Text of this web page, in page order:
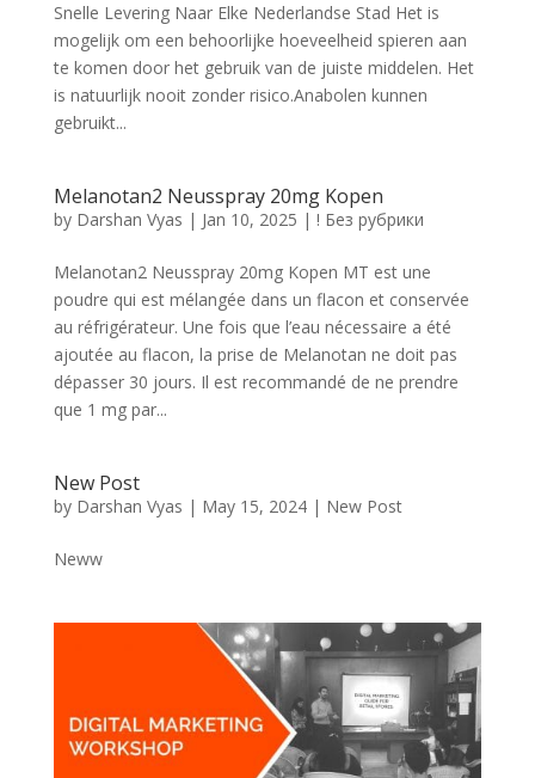
Snelle Levering Naar Elke Nederlandse Stad Het is
mogelijk om een behoorlijke hoeveelheid spieren aan
te komen door het gebruik van de juiste middelen. Het
is natuurlijk nooit zonder risico.Anabolen kunnen
gebruikt...
Melanotan2 Neusspray 20mg Kopen
by Darshan Vyas | Jan 10, 2025 | ! Без рубрики
Melanotan2 Neusspray 20mg Kopen MT est une
poudre qui est mélangée dans un flacon et conservée
au réfrigérateur. Une fois que l’eau nécessaire a été
ajoutée au flacon, la prise de Melanotan ne doit pas
dépasser 30 jours. Il est recommandé de ne prendre
que 1 mg par...
New Post
by Darshan Vyas | May 15, 2024| New Post
Neww